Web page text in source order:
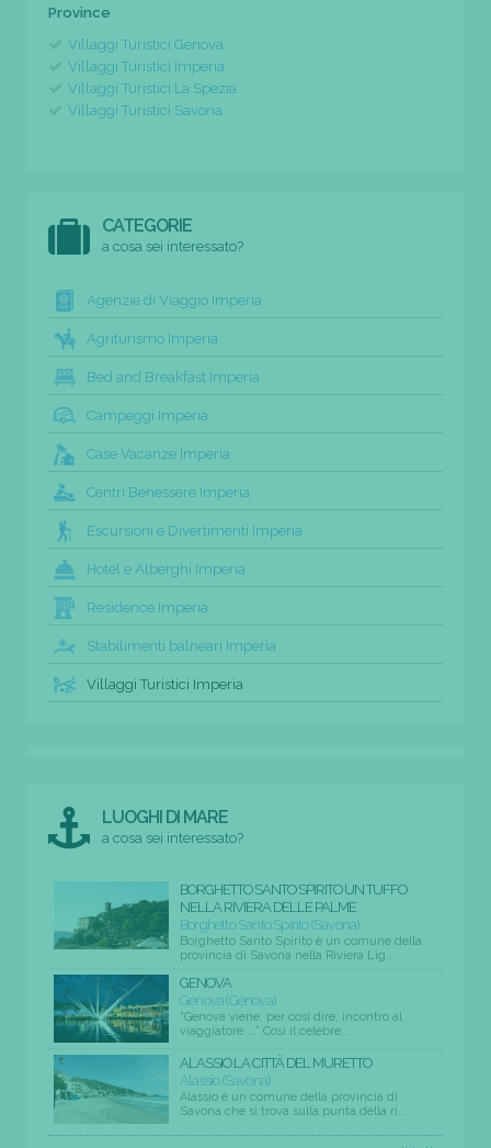
Province
Villaggi Turistici Genova
Villaggi Turistici Imperia
Villaggi Turistici La Spezia
Villaggi Turistici Savona
CATEGORIE
a cosa sei interessato?
Agenzie di Viaggio Imperia
Agriturismo Imperia
Bed and Breakfast Imperia
Campeggi Imperia
Case Vacanze Imperia
Centri Benessere Imperia
Escursioni e Divertimenti Imperia
Hotel e Alberghi Imperia
Residence Imperia
Stabilimenti balneari Imperia
Villaggi Turistici Imperia
LUOGHI DI MARE
a cosa sei interessato?
BORGHETTO SANTO SPIRITO UN TUFFO
NELLA RIVIERA DELLE PALME
Borghetto Santo Spirito (Savona)
Borghetto Santo Spirito è un comune della
provincia di Savona nella Riviera Lig...
GENOVA
Genova (Genova)
“Genova viene, per così dire, incontro al
viaggiatore ...” Così il celebre...
ALASSIO LA CITTÀ DEL MURETTO
Alassio (Savona)
Alassio è un comune della provincia di
Savona che si trova sulla punta della ri...